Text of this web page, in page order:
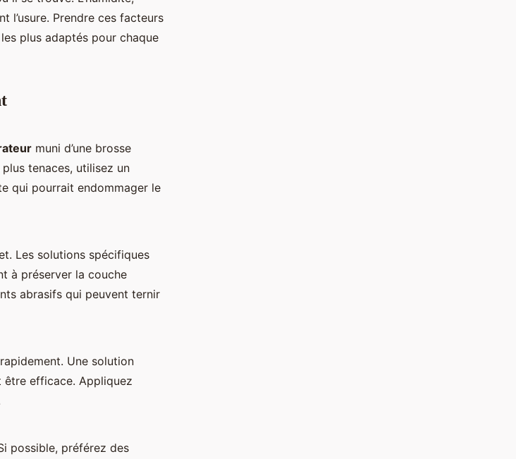
l’usure. Prendre ces facteurs
plus adaptés pour chaque
muni d’une brosse
tenaces, utilisez un
qui pourrait endommager le
Les solutions spécifiques
à préserver la couche
abrasifs qui peuvent ternir
Une solution
être efficace. Appliquez
possible, préférez des